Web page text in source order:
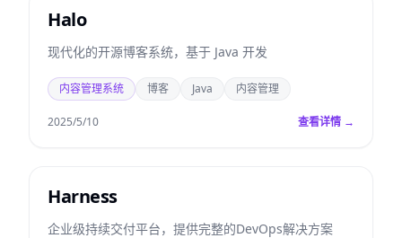
Halo
现代化的开源博客系统，基于 Java 开发
内容管理系统 博客 Java 内容管理
2025/5/10 查看详情 →
Harness
企业级持续交付平台，提供完整的DevOps解决方案